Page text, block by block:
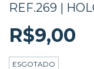
REF.269 |
R$9,00
ESGOTADO